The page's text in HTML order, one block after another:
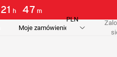
21 h 47 m
Moje zamówienie
PLN